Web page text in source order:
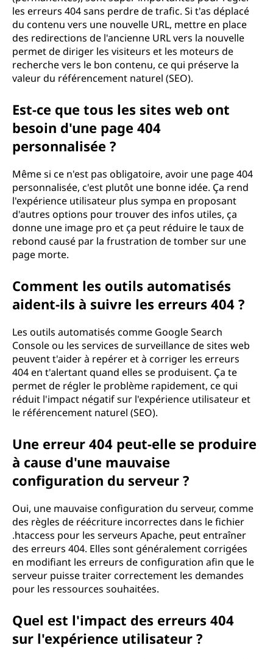
les erreurs 404 sans perdre de trafic. Si t'as déplacé
du contenu vers une nouvelle URL, mettre en place
des redirections de l'ancienne URL vers la nouvelle
permet de diriger les visiteurs et les moteurs de
recherche vers le bon contenu, ce qui préserve la
valeur du référencement naturel (SEO).
Est-ce que tous les sites web ont
besoin d'une page 404
personnalisée ?
Même si ce n'est pas obligatoire, avoir une page 404
personnalisée, c'est plutôt une bonne idée. Ça rend
l'expérience utilisateur plus sympa en proposant
d'autres options pour trouver des infos utiles, ça
donne une image pro et ça peut réduire le taux de
rebond causé par la frustration de tomber sur une
page morte.
Comment les outils automatisés
aident-ils à suivre les erreurs 404 ?
Les outils automatisés comme Google Search
Console ou les services de surveillance de sites web
peuvent t'aider à repérer et à corriger les erreurs
404 en t'alertant quand elles se produisent. Ça te
permet de régler le problème rapidement, ce qui
réduit l'impact négatif sur l'expérience utilisateur et
le référencement naturel (SEO).
Une erreur 404 peut-elle se produire
à cause d'une mauvaise
configuration du serveur ?
Oui, une mauvaise configuration du serveur, comme
des règles de réécriture incorrectes dans le fichier
.htaccess pour les serveurs Apache, peut entraîner
des erreurs 404. Elles sont généralement corrigées
en modifiant les erreurs de configuration afin que le
serveur puisse traiter correctement les demandes
pour les ressources souhaitées.
Quel est l'impact des erreurs 404
sur l'expérience utilisateur ?